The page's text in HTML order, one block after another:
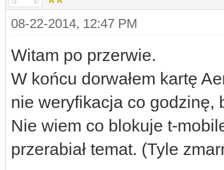
08-22-2014, 12:47 PM
Witam po przerwie.
W końcu dorwałem kartę
nie weryfikacja co godzinę,
Nie wiem co blokuje t-
przerabiał temat. (Tyle